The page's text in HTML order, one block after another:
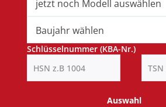
jetzt noch Modell auswählen
Baujahr wählen
Schlüsselnummer (KBA-Nr.)
Auswahl